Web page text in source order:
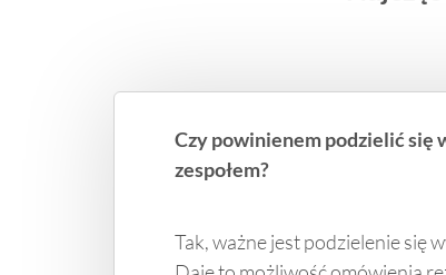
Czy powinienem podzielić się
zespołem?
Tak, ważne jest podzielenie się